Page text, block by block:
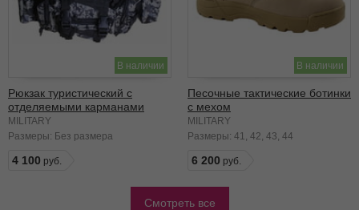
В наличии
Рюкзак туристический с
отделяемыми карманами
черная цифра
MILITARY
Размеры: Без размера
4 100
В наличии
Песочные тактические ботинки
с мехом
MILITARY
Размеры: 41 42 43 44
6 200
Смотреть все